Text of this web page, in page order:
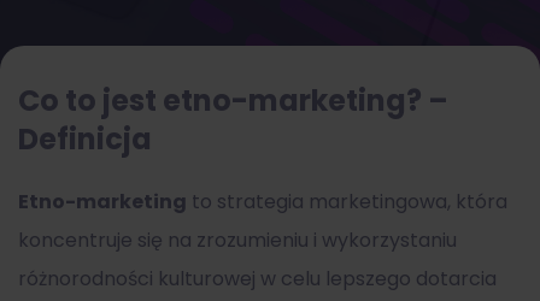
Co to jest etno-marketing? –
Definicja
Etno-marketing to strategia marketingowa, która
koncentruje się na zrozumieniu i wykorzystaniu
różnorodności kulturowej w celu lepszego dotarcia